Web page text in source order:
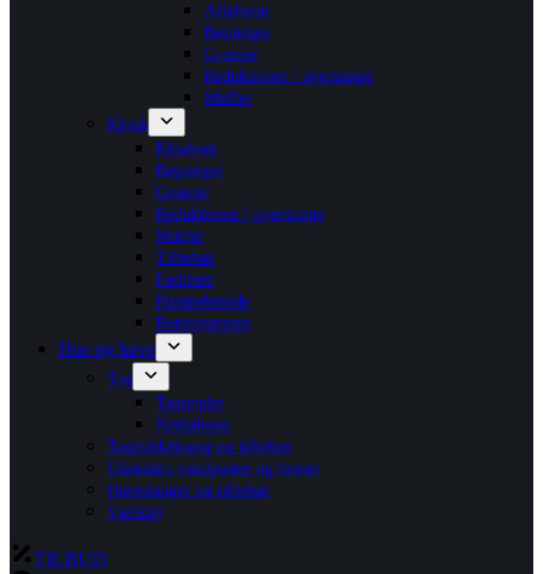
Afløbsrør
Bøjninger
Grenrør
Reduktioner / overgange
Muffer
Kloak
Kloakrør
Bøjninger
Grenrør
Reduktioner / overgange
Muffer
Tilbehør
Faskiner
Pumpebrønde
Rottespærrere
Hus og have
Tag
Tagrender
Nedløbsrør
Taginddækning og tilbehør
Udendørs vandposter og bruser
Haveslanger og tilbehør
Værktøj
TILBUD